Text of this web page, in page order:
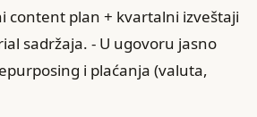
content plan + kvartalni izveštaji
sadržaja. - U ugovoru jasno
i plaćanja (valuta,